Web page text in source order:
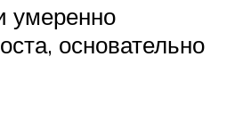
умеренно
основательно